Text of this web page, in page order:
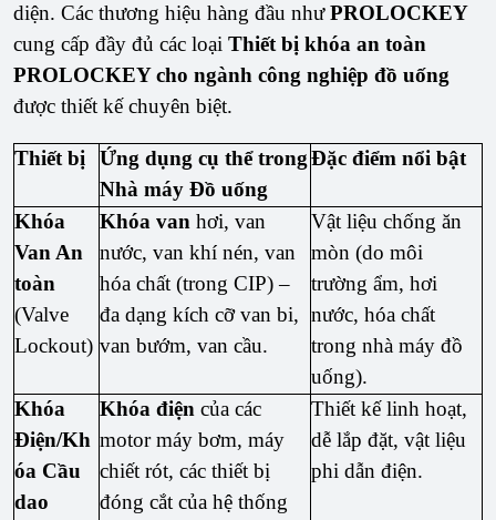
diện. Các thương hiệu hàng đầu nhưPROLOCKEY
cung cấp đầy đủ các loại Thiết bị khóa an toàn
PROLOCKEY cho ngành công nghiệp đồ uống
được thiết kế chuyên biệt.
Thiết bị
Ứng dụng cụ thể trong
Nhà máy Đồ uống
Đặc điểm nổi bật
Khóa
Van An
toàn
(Valve
Lockout)
Khóa van hơi, van
nước, van khí nén, van
hóa chất (trong CIP) –
đa dạng kích cỡ van bi,
van bướm, van cầu.
Vật liệu chống ăn
mòn (do môi
trường ẩm, hơi
nước, hóa chất
trong nhà máy đồ
uống).
Khóa
Điện/Kh
óa Cầu
dao
Khóa điện của các
motor máy bơm, máy
chiết rót, các thiết bị
đóng cắt của hệ thống
Thiết kế linh hoạt,
dễ lắp đặt, vật liệu
phi dẫn điện.